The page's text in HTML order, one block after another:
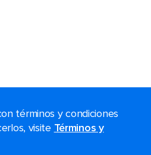
términos y condiciones
visite Términos y